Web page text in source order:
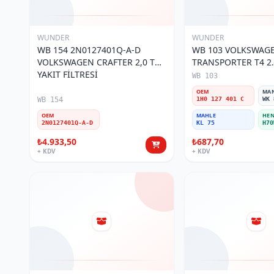
WUNDER
WB 154 2N0127401Q-A-D
VOLKSWAGEN CRAFTER 2,0 TDI
YAKIT FİLTRESİ
WB 154
OEM
2N0127401Q-A-D
₺4.933,50
+ KDV
WUNDER
WB 103
TRANSPORTER T4
MOTOR- CADDY
401 C Yakıt/Mazot
WB 103
OEM
1H0 127 401 C
MAHLE
KL 75
₺687,70
+ KDV